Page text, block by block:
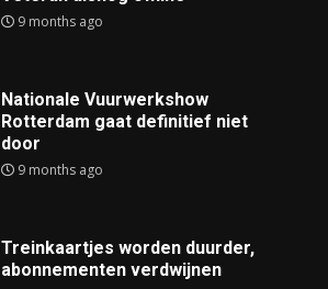
9 months ago
Nationale Vuurwerkshow
Rotterdam gaat definitief niet
door
9 months ago
Treinkaartjes worden duurder,
abonnementen verdwijnen